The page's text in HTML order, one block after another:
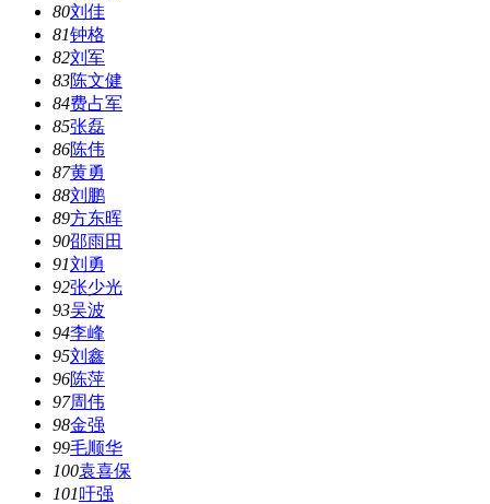
80刘佳
81钟格
82刘军
83陈文健
84费占军
85张磊
86陈伟
87黄勇
88刘鹏
89方东晖
90邵雨田
91刘勇
92张少光
93吴波
94李峰
95刘鑫
96陈萍
97周伟
98金强
99毛顺华
100袁喜保
101吁强